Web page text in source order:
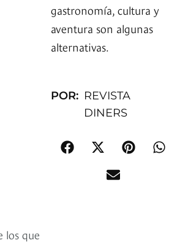
gastronomía, cultura y
aventura son algunas
alternativas.
POR: REVISTA
DINERS
los que